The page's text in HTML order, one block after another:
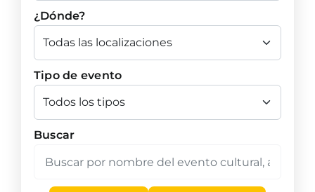
¿Dónde?
Tipo de evento
Buscar